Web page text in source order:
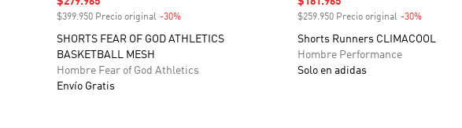
$399.950 Precio original -30%
SHORTS FEAR OF GOD ATHLETICS
BASKETBALL MESH
Hombre Fear of God Athletics
Envío Gratis
$259.950 Precio original -30%Descuento
Shorts Runners CLIMACOOL
Hombre Performance
Solo en adidas